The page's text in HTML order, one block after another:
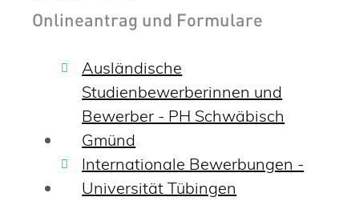
Onlineantrag und Formulare
Ausländische
Studienbewerberinnen und
Bewerber - PH Schwäbisch
Gmünd
Internationale Bewerbungen -
Universität Tübingen